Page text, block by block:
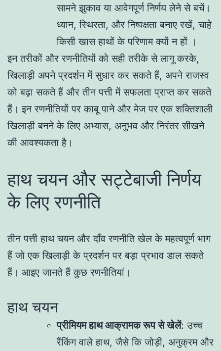
सामने झुकाव या आवेगपूर्ण निर्णय लेने से बचें।
ध्यान, स्थिरता, और निष्पक्षता बनाए रखें, चाहे
किसी खास हाथों के परिणाम क्यों न हों ।
इन तरीकों और रणनीतियों को सही तरीके से लागू करके,
खिलाड़ी अपने प्रदर्शन में सुधार कर सकते हैं, अपने राजस्व
को बढ़ा सकते हैं और तीन पत्ती में सफलता प्राप्त कर सकते
हैं। इन रणनीतियों पर काबू पाने और मेज पर एक शक्तिशाली
खिलाड़ी बनने के लिए अभ्यास, अनुभव और निरंतर सीखने
की आवश्यकता है।
हाथ चयन और सट्टेबाजी निर्णय
के लिए रणनीति
तीन पत्ती हाथ चयन और दाँव रणनीति खेल के महत्वपूर्ण भाग
हैं जो एक खिलाड़ी के प्रदर्शन पर बड़ा प्रभाव डाल सकते
हैं। आइए जानते हैं कुछ रणनीतियां।
हाथ चयन
प्रीमियम हाथ आक्रामक रूप से खेलें: उच्च
रैंकिंग वाले हाथ, जैसे कि जोड़ी, अनुक्रम और